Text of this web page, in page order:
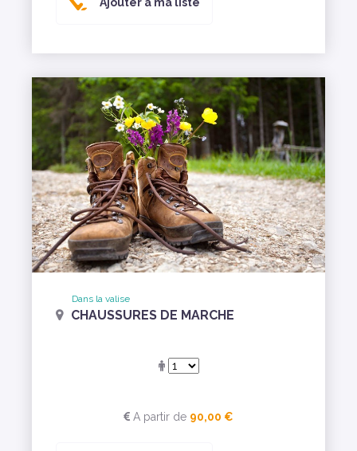
Dans la valise
CHAUSSURES DE MARCHE
A partir de 90,00 €